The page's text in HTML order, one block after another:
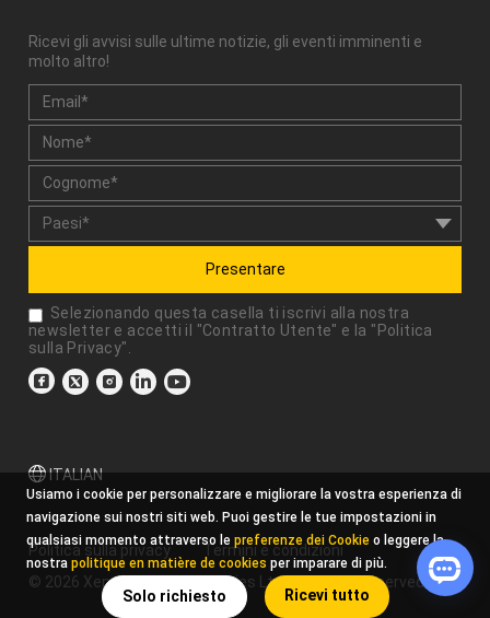
Ricevi gli avvisi sulle ultime notizie, gli eventi imminenti e
molto altro!
Presentare
Selezionando questa casella ti iscrivi alla nostra
newsletter e accetti il "Contratto Utente" e la "Politica
sulla Privacy".
ITALIAN
Politica sulla privacy
Termini e condizioni
© 2026 Xencelabs Technologies Ltd. All Rights Reserved.
Usiamo i cookie per personalizzare e migliorare la vostra esperienza di
navigazione sui nostri siti web. Puoi gestire le tue impostazioni in
qualsiasi momento attraverso le preferenze dei Cookie o leggere la
nostra politique en matière de cookies per imparare di più.
Solo richiesto Ricevi tutto